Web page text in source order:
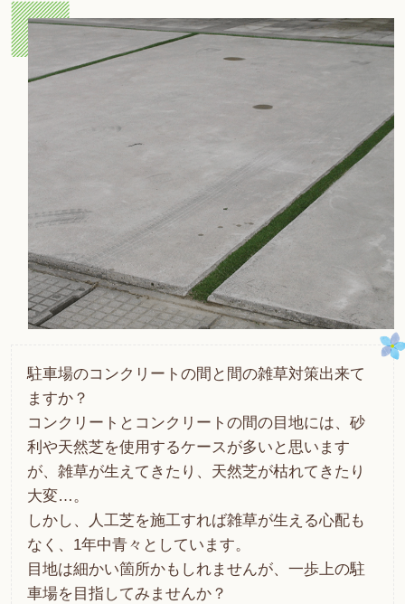
駐車場のコンクリートの間と間の雑草対策出来て
ますか？
コンクリートとコンクリートの間の目地には、砂
利や天然芝を使用するケースが多いと思います
が、雑草が生えてきたり、天然芝が枯れてきたり
大変…。
しかし、人工芝を施工すれば雑草が生える心配も
なく、1年中青々としています。
目地は細かい箇所かもしれませんが、一歩上の駐
車場を目指してみませんか？